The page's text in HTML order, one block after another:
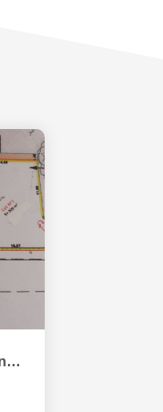
PLOUHARNEL - 3 terrains constructibles.